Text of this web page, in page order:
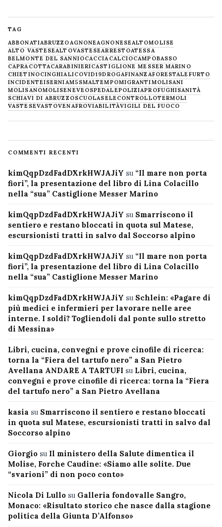
TAG
ABBONATIABRUZZOAGNONEAGNONESEALTOMOLISE
ALTO VASTESEALTOVASTESEARRESTOATESSA
BELMONTE DEL SANNIOCACCIACALCIOCAMPOBASSO
CAPRACOTTACARABINIERICASTIGLIONE MESSER MARINO
CHIETINOCINGHIALICOVID19DROGAFINANZAFORESTALE FURTO
INCIDENTEISERNIAM5SMALTEMPOMIGRANTIMOLISANI
MOLISANOMOLISENEVE OSPEDALEPOLIZIAPROFUGHISANITÀ
SCHIAVI DI ABRUZZOSCUOLASELECONTROLLOTERMOLI
VASTESEVASTOVENAFROVIABILITÀVIGILI DEL FUOCO
COMMENTI RECENTI
kimQqpDzdFadDXrkHWJAJiY su “Il mare non porta
fiori”, la presentazione del libro di Lina Colacillo
nella “sua” Castiglione Messer Marino
kimQqpDzdFadDXrkHWJAJiY su Smarriscono il
sentiero e restano bloccati in quota sul Matese,
escursionisti tratti in salvo dal Soccorso alpino
kimQqpDzdFadDXrkHWJAJiY su “Il mare non porta
fiori”, la presentazione del libro di Lina Colacillo
nella “sua” Castiglione Messer Marino
kimQqpDzdFadDXrkHWJAJiY su Schlein: «Pagare di
più medici e infermieri per lavorare nelle aree
interne. I soldi? Togliendoli dal ponte sullo stretto
di Messina»
Libri, cucina, convegni e prove cinofile di ricerca:
torna la “Fiera del tartufo nero” a San Pietro
Avellana ANDARE A TARTUFI su Libri, cucina,
convegni e prove cinofile di ricerca: torna la “Fiera
del tartufo nero” a San Pietro Avellana
kasia su Smarriscono il sentiero e restano bloccati
in quota sul Matese, escursionisti tratti in salvo dal
Soccorso alpino
Giorgio su Il ministero della Salute dimentica il
Molise, Forche Caudine: «Siamo alle solite. Due
“svarioni” di non poco conto»
Nicola Di Lullo su Galleria fondovalle Sangro,
Monaco: «Risultato storico che nasce dalla stagione
politica della Giunta D’Alfonso»